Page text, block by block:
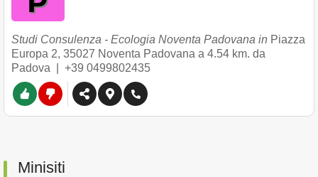
Studi Consulenza - Ecologia Noventa Padovana in Piazza
Europa 2, 35027 Noventa Padovana a 4.54 km. da
Padova | +39 0499802435
Minisiti